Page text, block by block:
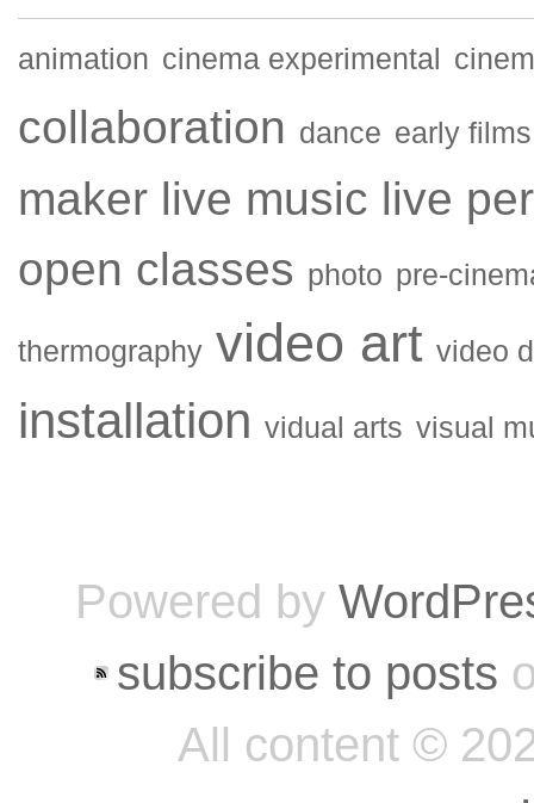
animation cinema experimental
collaboration dance early films
maker live music live
open classes photo pre-
thermography video art video
installation vidual arts visual
Powered by
subscribe to posts
All content ©